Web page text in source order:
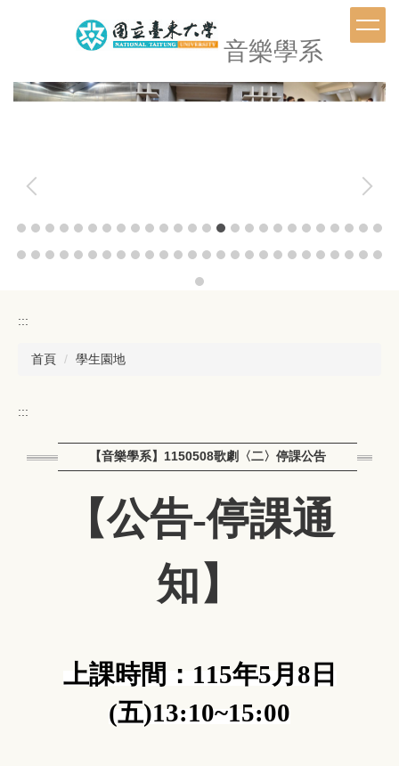
內
容
音樂學系
:::
首頁 學生園地
:::
【音樂學系】1150508歌劇〈二〉停課公告
【公告-停課通
知】
上課時間： 115年5月 8 日
(五)13:10~15:00